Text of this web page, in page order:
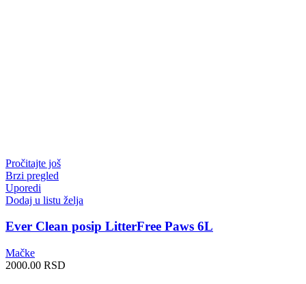
Pročitajte još
Brzi pregled
Uporedi
Dodaj u listu želja
Ever Clean posip LitterFree Paws 6L
Mačke
2000.00 RSD